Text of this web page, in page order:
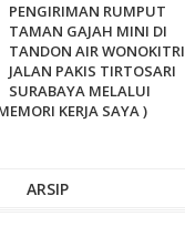
PENGIRIMAN RUMPUT
TAMAN GAJAH MINI DI
TANDON AIR WONOKITRI
JALAN PAKIS TIRTOSARI
SURABAYA MELALUI
KERJA SAYA )
ARSIP